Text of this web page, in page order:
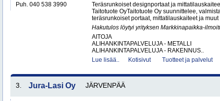
Puh. 040 538 3990
Teräsrunkoiset designportaat ja
Taitotuote OyTaitotuote Oy suunnittelee,
teräsrunkoiset portaat, mittatilauskaiteet ja muut
Hakutulos löytyi yrityksen Markkinapaikka-
AITOJA
ALIHANKINTAPALVELUJA - METALLI
ALIHANKINTAPALVELUJA - RAKENNUS..
Lue lisää..
Kotisivut Tuotteet ja palvelut
3. Jura-Lasi Oy JÄRVENPÄÄ